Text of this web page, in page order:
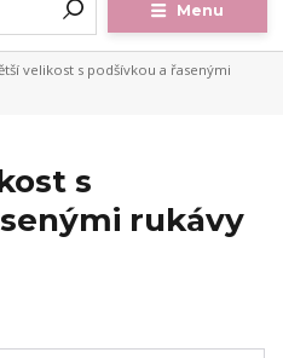
Menu
velikost s podšívkou a řasenými
s
rukávy